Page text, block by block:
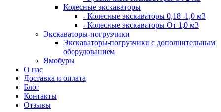
Колесные экскаваторы
- Колесные экскаваторы 0,18 -1,0 м3
- Колесные экскаваторы От 1,0 м3
Экскаваторы-погрузчики
Экскаваторы-погрузчики с дополнительным
оборудованием
Ямобуры
О нас
Доставка и оплата
Блог
Контакты
Отзывы